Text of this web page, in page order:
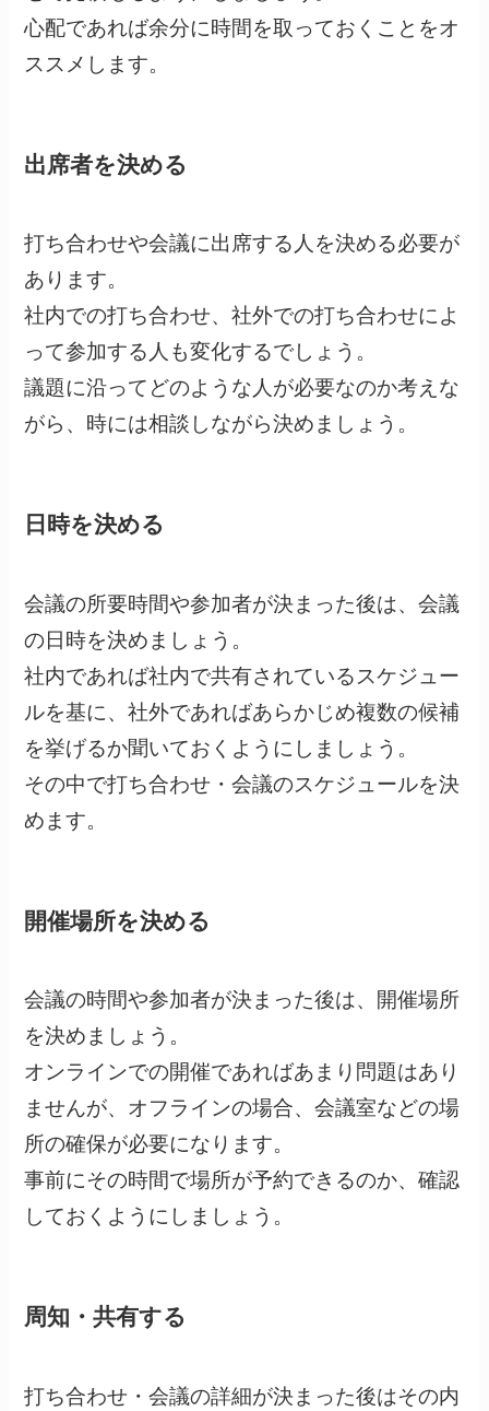
心配であれば余分に時間を取っておくことをオ
ススメします。
出席者を決める
打ち合わせや会議に出席する人を決める必要が
あります。
社内での打ち合わせ、社外での打ち合わせによ
って参加する人も変化するでしょう。
議題に沿ってどのような人が必要なのか考えな
がら、時には相談しながら決めましょう。
日時を決める
会議の所要時間や参加者が決まった後は、会議
の日時を決めましょう。
社内であれば社内で共有されているスケジュー
ルを基に、社外であればあらかじめ複数の候補
を挙げるか聞いておくようにしましょう。
その中で打ち合わせ・会議のスケジュールを決
めます。
開催場所を決める
会議の時間や参加者が決まった後は、開催場所
を決めましょう。
オンラインでの開催であればあまり問題はあり
ませんが、オフラインの場合、会議室などの場
所の確保が必要になります。
事前にその時間で場所が予約できるのか、確認
しておくようにしましょう。
周知・共有する
打ち合わせ・会議の詳細が決まった後はその内